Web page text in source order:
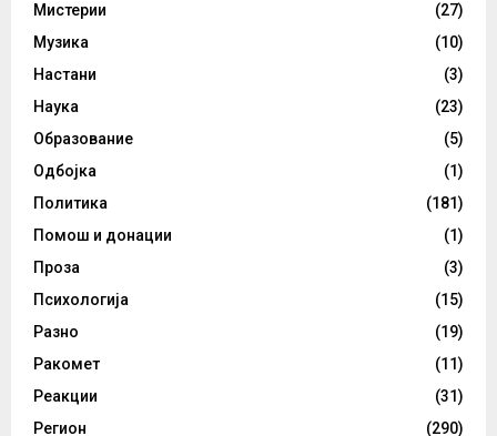
Мистерии
(27)
Музика
(10)
Настани
(3)
Наука
(23)
Образование
(5)
Одбојка
(1)
Политика
(181)
Помош и донации
(1)
Проза
(3)
Психологија
(15)
Разно
(19)
Ракомет
(11)
Реакции
(31)
Регион
(290)